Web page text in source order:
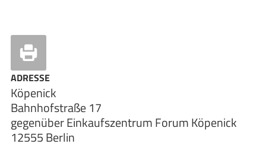
ADRESSE
Köpenick
Bahnhofstraße 17
gegenüber Einkaufszentrum Forum Köpenick
12555 Berlin